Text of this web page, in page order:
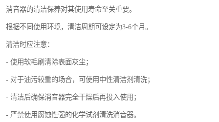
消音器的清洁保养对其使用寿命至关重要。
根据不同使用环境，清洁周期可设定为3-6个月。
清洁时应注意：
- 使用软毛刷清除表面灰尘；
- 对于油污较重的场合，可使用中性清洁剂清洗；
- 清洁后确保消音器完全干燥后再投入使用；
- 严禁使用腐蚀性强的化学试剂清洗消音器。